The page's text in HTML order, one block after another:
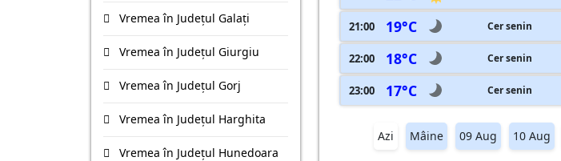
Vremea în Județul Galaţi
Vremea în Județul Giurgiu
Vremea în Județul Gorj
Vremea în Județul Harghita
Vremea în Județul Hunedoara
21:00 19°C Cer senin
22:00 18°C Cer senin
23:00 17°C Cer senin
Azi Mâine 09 Aug 10 Aug